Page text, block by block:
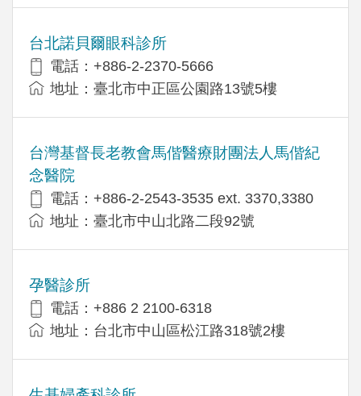
台北諾貝爾眼科診所
電話：+886-2-2370-5666
地址：臺北市中正區公園路13號5樓
台灣基督長老教會馬偕醫療財團法人馬偕紀
念醫院
電話：+886-2-2543-3535 ext. 3370,3380
地址：臺北市中山北路二段92號
孕醫診所
電話：+886 2 2100-6318
地址：台北市中山區松江路318號2樓